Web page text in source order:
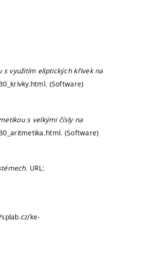
využitím eliptických křivek na
(Software)
s velkými čísly na
(Software)
. URL:
ke-